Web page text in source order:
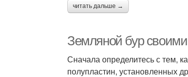
читать дальше →
Земляной бур
Сначала определитесь с тем,
полупластин, установленных